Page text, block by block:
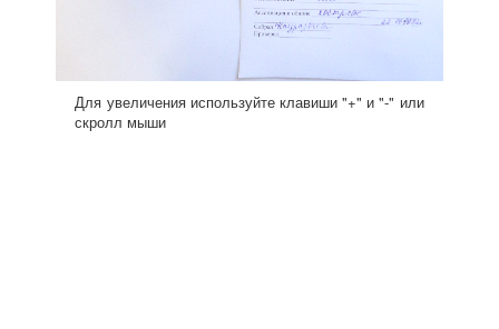
Для увеличения используйте клавиши "+" и "-" или
скролл мыши